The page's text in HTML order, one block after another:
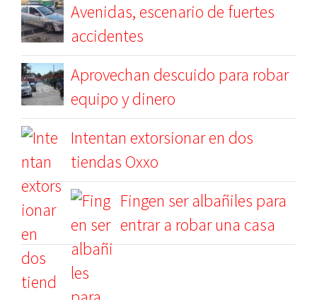
Avenidas, escenario de fuertes
accidentes
Aprovechan descuido para robar
equipo y dinero
Intentan extorsionar en dos
tiendas Oxxo
Fingen ser albañiles para
entrar a robar una casa